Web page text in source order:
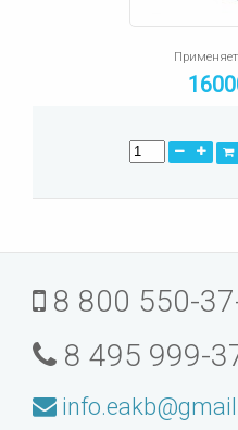
8 800 550-
8 495 999-